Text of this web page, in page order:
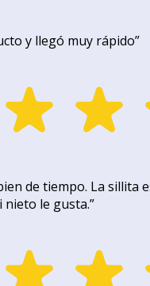
y llegó muy rápido”
de tiempo. La sillita
nieto le gusta.”